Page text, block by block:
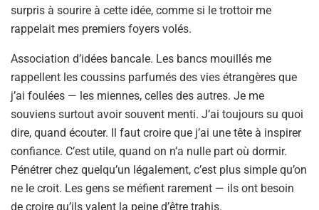
surpris à sourire à cette idée, comme si le trottoir me
rappelait mes premiers foyers volés.
Association d’idées bancale. Les bancs mouillés me
rappellent les coussins parfumés des vies étrangères que
j’ai foulées — les miennes, celles des autres. Je me
souviens surtout avoir souvent menti. J’ai toujours su quoi
dire, quand écouter. Il faut croire que j’ai une tête à inspirer
confiance. C’est utile, quand on n’a nulle part où dormir.
Pénétrer chez quelqu’un légalement, c’est plus simple qu’on
ne le croit. Les gens se méfient rarement — ils ont besoin
de croire qu’ils valent la peine d’être trahis.